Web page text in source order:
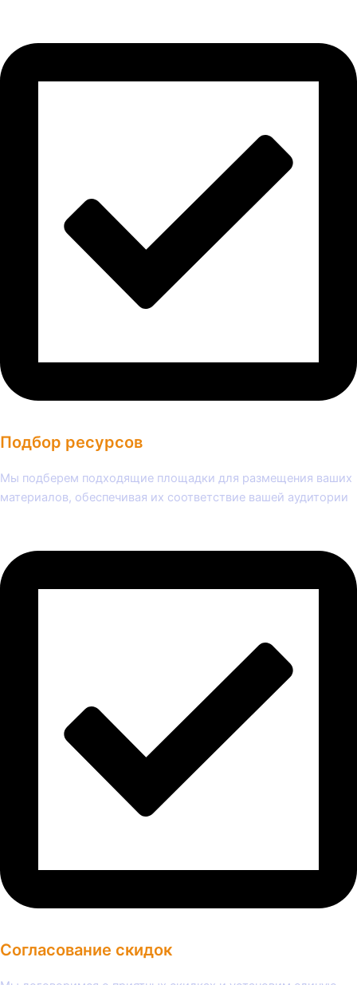
Подбор ресурсов
Мы подберем подходящие площадки для размещения ваших
материалов, обеспечивая их соответствие вашей аудитории
Согласование скидок